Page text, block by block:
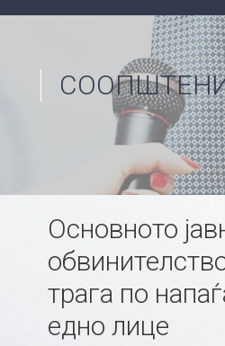
Основното
трага по
едно лице